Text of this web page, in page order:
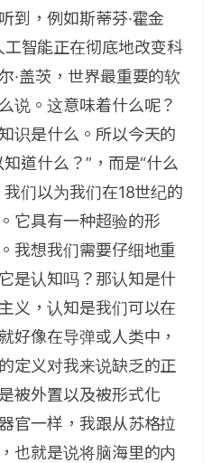
到，例如斯蒂芬·霍金
智能正在彻底地改变科
·盖茨，世界最重要的软
说。这意味着什么呢？
识是什么。所以今天的
道什么？”，而是“什么
们以为我们在18世纪的
它具有一种超验的形
我想我们需要仔细地重
是认知吗？那认知是什
义，认知是我们可以在
好像在导弹或人类中，
定义对我来说缺乏的正
被外置以及被形式化
官一样，我跟从苏格拉
也就是说将脑海里的内